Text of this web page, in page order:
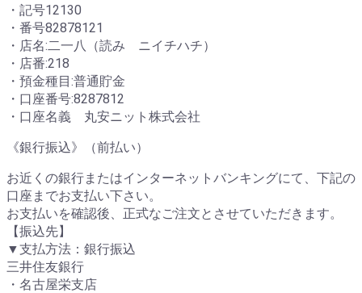
・記号12130
・番号82878121
・店名:二一八（読み ニイチハチ）
・店番:218
・預金種目:普通貯金
・口座番号:8287812
・口座名義 丸安ニット株式会社
《銀行振込》（前払い）
お近くの銀行またはインターネットバンキングにて、下記の
口座までお支払い下さい。
お支払いを確認後、正式なご注文とさせていただきます。
【振込先】
▼支払方法：銀行振込
三井住友銀行
・名古屋栄支店